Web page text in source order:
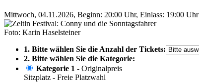
Mittwoch, 04.11.2026, Beginn: 20:00 Uhr, Einlass: 19:00 Uhr
Foto: Karin Haselsteiner
1. Bitte wählen Sie die Anzahl der Tickets:
2. Bitte wählen Sie die Kategorie:
Kategorie 1 - Originalpreis
Sitzplatz - Freie Platzwahl